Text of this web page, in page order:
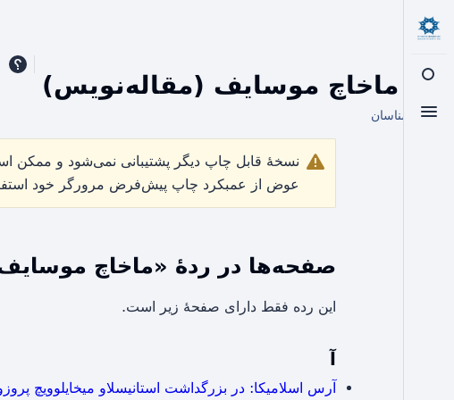
تغییر جست‌وجو
تغییر منو
رده ماخاچ موسایف (مقاله‌نویس)
از اسلامشناسان
نسخهٔ قابل چاپ دیگر پشتیبانی نمی‌شود و ممکن
عوض از عمبکرد چاپ پیش‌فرض مرورگر خود
صفحه‌ها در ردهٔ «ماخاچ
این رده فقط دارای صفحهٔ زیر است.
آ
آرس اسلامیکا: در بزرگداشت استانیسلاو میخایلوویچ